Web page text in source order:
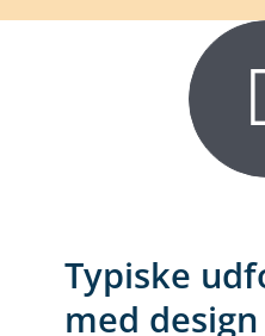
Typiske
med